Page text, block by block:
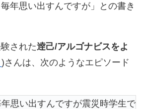
毎年思い出すんですが」との書き
された逹己/アルゴナビスをよ
)さんは、次のようなエピソード
思い出すんですが震災時学生で